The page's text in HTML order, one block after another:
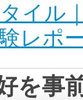
タイル
レポ
を事